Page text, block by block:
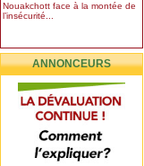
Nouakchott face à la montée de
l’insécurité...
ANNONCEURS